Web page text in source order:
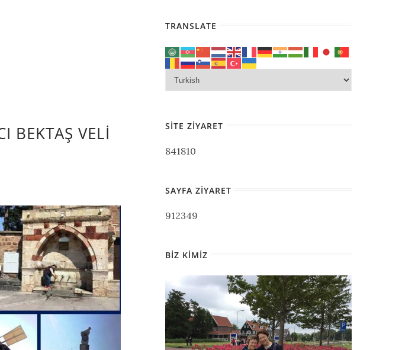
BEKTAŞ VELİ
TRANSLATE
SITE ZIYARET
841810
SAYFA ZIYARET
912349
BIZ KIMIZ